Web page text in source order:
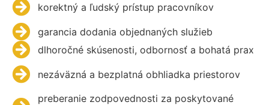
korektný a ľudský prístup pracovníkov
garancia dodania objednaných služieb
dlhoročné skúsenosti, odbornosť a bohatá prax
nezáväzná a bezplatná obhliadka priestorov
preberanie zodpovednosti za poskytované